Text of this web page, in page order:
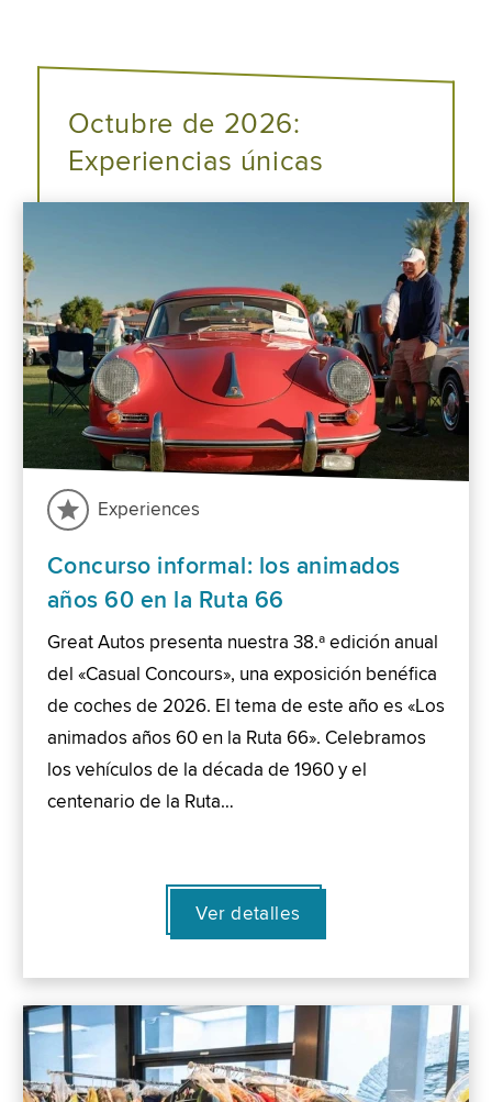
Octubre de 2026:
Experiencias únicas
Experiences
Concurso informal: los animados
años 60 en la Ruta 66
Great Autos presenta nuestra 38.ª edición anual
del «Casual Concours», una exposición benéfica
de coches de 2026. El tema de este año es «Los
animados años 60 en la Ruta 66». Celebramos
los vehículos de la década de 1960 y el
centenario de la Ruta…
Ver detalles